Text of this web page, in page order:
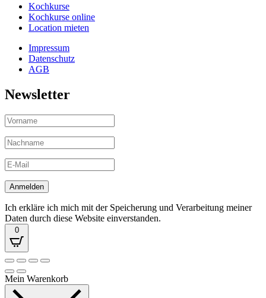
Kochkurse
Kochkurse online
Location mieten
Impressum
Datenschutz
AGB
Newsletter
Ich erkläre ich mich mit der Speicherung und Verarbeitung meiner
Daten durch diese Website einverstanden.
0
Mein Warenkorb